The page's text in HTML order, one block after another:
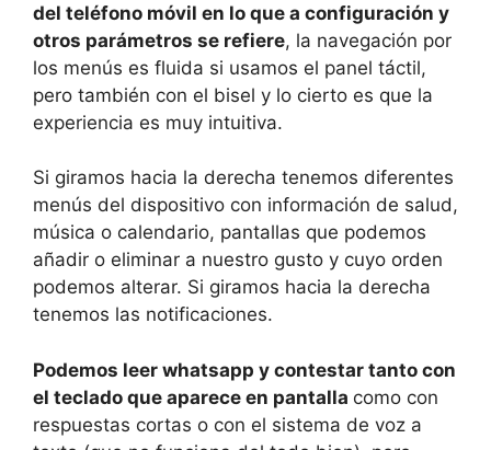
del teléfono móvil en lo que a configuración y
otros parámetros se refiere, la navegación por
los menús es fluida si usamos el panel táctil,
pero también con el bisel y lo cierto es que la
experiencia es muy intuitiva.
Si giramos hacia la derecha tenemos diferentes
menús del dispositivo con información de salud,
música o calendario, pantallas que podemos
añadir o eliminar a nuestro gusto y cuyo orden
podemos alterar. Si giramos hacia la derecha
tenemos las notificaciones.
Podemos leer whatsapp y contestar tanto con
el teclado que aparece en pantalla como con
respuestas cortas o con el sistema de voz a